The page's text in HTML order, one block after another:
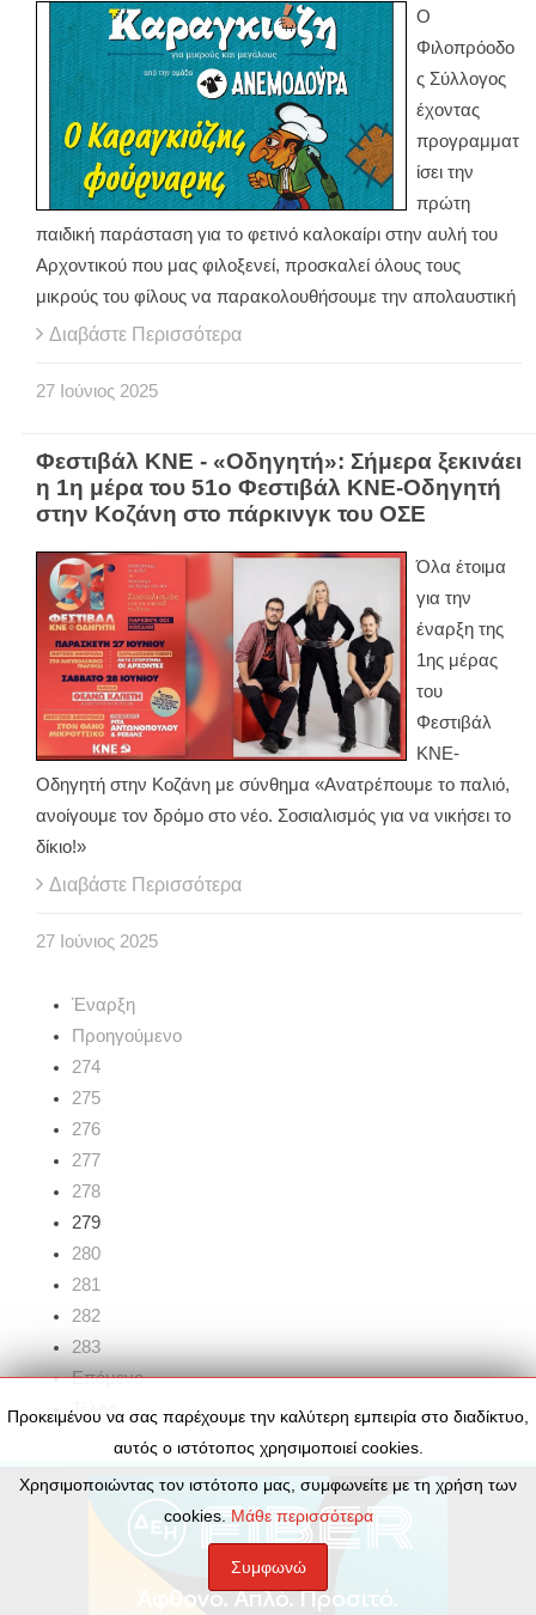
Ο
Φιλοπρόοδο
ς Σύλλογος
έχοντας
προγραμματ
ίσει την
πρώτη
παιδική παράσταση για το φετινό καλοκαίρι στην αυλή του
Αρχοντικού που μας φιλοξενεί, προσκαλεί όλους τους
μικρούς του φίλους να παρακολουθήσουμε την απολαυστική
Διαβάστε Περισσότερα
27 Ιούνιος 2025
Φεστιβάλ ΚΝΕ - «Οδηγητή»: Σήμερα ξεκινάει
η 1η μέρα του 51ο Φεστιβάλ ΚΝΕ-Οδηγητή
στην Κοζάνη στο πάρκινγκ του ΟΣΕ
Όλα έτοιμα
για την
έναρξη της
1ης μέρας
του
Φεστιβάλ
ΚΝΕ-
Οδηγητή στην Κοζάνη με σύνθημα «Ανατρέπουμε το παλιό,
ανοίγουμε τον δρόμο στο νέο. Σοσιαλισμός για να νικήσει το
δίκιο!»
Διαβάστε Περισσότερα
27 Ιούνιος 2025
Έναρξη
Προηγούμενο
274
275
276
277
278
279
280
281
282
283
Επόμενο
Τέλος
Προκειμένου να σας παρέχουμε την καλύτερη εμπειρία στο διαδίκτυο,
αυτός ο ιστότοπος χρησιμοποιεί cookies.
Χρησιμοποιώντας τον ιστότοπο μας, συμφωνείτε με τη χρήση των
cookies.Μάθε περισσότερα
Συμφωνώ